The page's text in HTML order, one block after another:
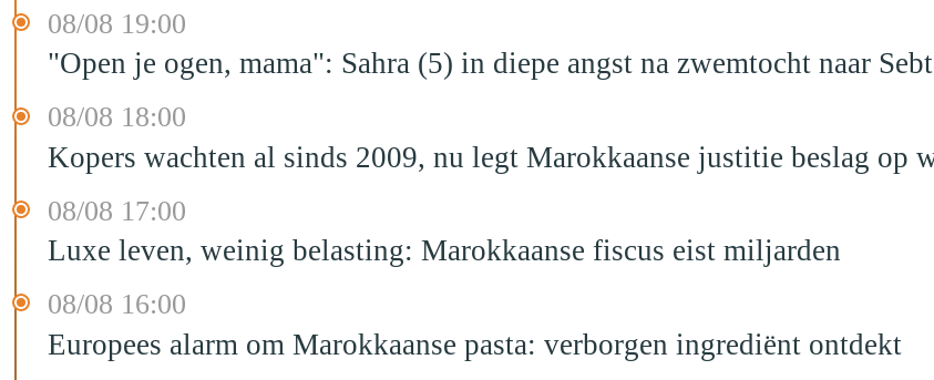
08/08 19:00
"Open je ogen, mama": Sahra (5) in diepe angst na zwemtocht naar
08/08 18:00
Kopers wachten al sinds 2009, nu legt Marokkaanse justitie beslag op
08/08 17:00
Luxe leven, weinig belasting: Marokkaanse fiscus eist miljarden
08/08 16:00
Europees alarm om Marokkaanse pasta: verborgen ingrediënt ontdekt